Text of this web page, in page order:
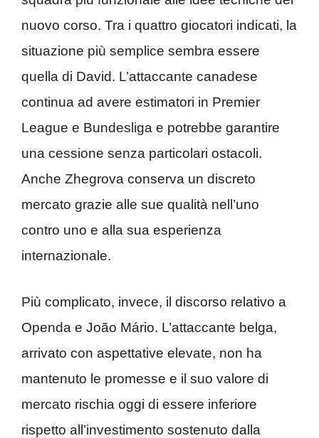
nuovo corso. Tra i quattro giocatori indicati, la
situazione più semplice sembra essere
quella di David. L’attaccante canadese
continua ad avere estimatori in Premier
League e Bundesliga e potrebbe garantire
una cessione senza particolari ostacoli.
Anche Zhegrova conserva un discreto
mercato grazie alle sue qualità nell’uno
contro uno e alla sua esperienza
internazionale.
Più complicato, invece, il discorso relativo a
Openda e João Mário. L’attaccante belga,
arrivato con aspettative elevate, non ha
mantenuto le promesse e il suo valore di
mercato rischia oggi di essere inferiore
rispetto all’investimento sostenuto dalla